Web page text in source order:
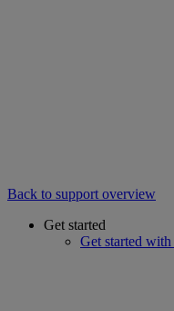
Back to support overview
Get started
Get started